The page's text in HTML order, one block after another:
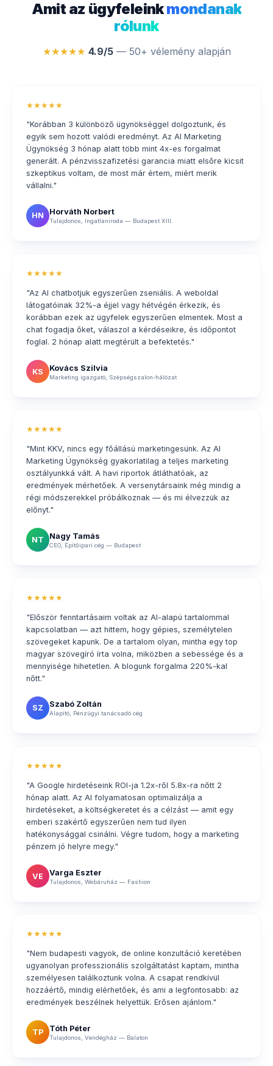
Amit az ügyfeleinkmondanak
rólunk
★★★★★ 4.9/5 — 50+ vélemény alapján
★★★★★
"Korábban 3 különböző ügynökséggel dolgoztunk, és
egyik sem hozott valódi eredményt. Az AI Marketing
Ügynökség 3 hónap alatt több mint 4x-es forgalmat
generált. A pénzvisszafizetési garancia miatt elsőre kicsit
szkeptikus voltam, de most már értem, miért merik
vállalni."
HN Horváth Norbert
Tulajdonos, Ingatlaniroda — Budapest XIII.
★★★★★
"Az AI chatbotjuk egyszerűen zseniális. A weboldal
látogatóinak 32%-a éjjel vagy hétvégén érkezik, és
korábban ezek az ügyfelek egyszerűen elmentek. Most a
chat fogadja őket, válaszol a kérdéseikre, és időpontot
foglal. 2 hónap alatt megtérült a befektetés."
KS Kovács Szilvia
Marketing igazgató, Szépségszalon-hálózat
★★★★★
"Mint KKV, nincs egy főállású marketingesünk. Az AI
Marketing Ügynökség gyakorlatilag a teljes marketing
osztályunkká vált. A havi riportok átláthatóak, az
eredmények mérhetőek. A versenytársaink még mindig a
régi módszerekkel próbálkoznak — és mi élvezzük az
előnyt."
NT Nagy Tamás
CEO, Építőipari cég — Budapest
★★★★★
"Először fenntartásaim voltak az AI-alapú tartalommal
kapcsolatban — azt hittem, hogy gépies, személytelen
szövegeket kapunk. De a tartalom olyan, mintha egy top
magyar szövegíró írta volna, miközben a sebessége és a
mennyisége hihetetlen. A blogunk forgalma 220%-kal
nőtt."
SZ Szabó Zoltán
Alapító, Pénzügyi tanácsadó cég
★★★★★
"A Google hirdetéseink ROI-ja 1.2x-ről 5.8x-ra nőtt 2
hónap alatt. Az AI folyamatosan optimalizálja a
hirdetéseket, a költségkeretet és a célzást — amit egy
emberi szakértő egyszerűen nem tud ilyen
hatékonysággal csinálni. Végre tudom, hogy a marketing
pénzem jó helyre megy."
VE Varga Eszter
Tulajdonos, Webáruház — Fashion
★★★★★
"Nem budapesti vagyok, de online konzultáció keretében
ugyanolyan professzionális szolgáltatást kaptam, mintha
személyesen találkoztunk volna. A csapat rendkívül
hozzáértő, mindig elérhetőek, és ami a legfontosabb: az
eredmények beszélnek helyettük. Erősen ajánlom."
TP Tóth Péter
Tulajdonos, Vendégház — Balaton